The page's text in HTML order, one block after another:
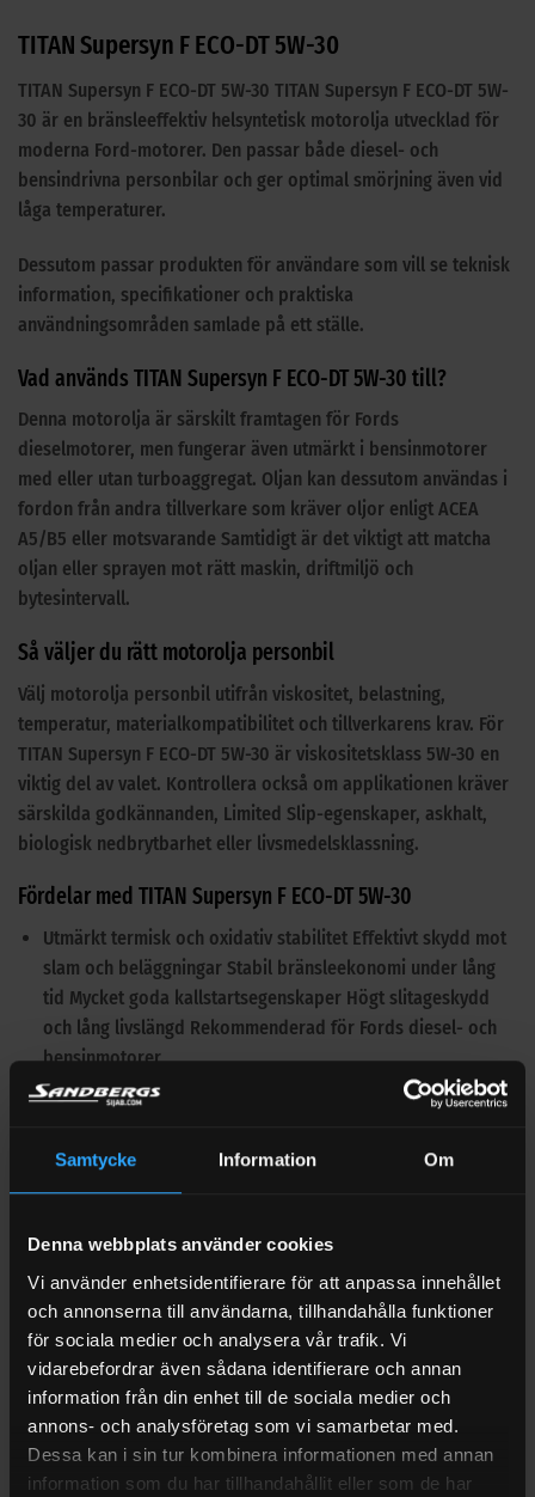
Samtycke Information Om
Denna webbplats använder cookies
Vi använder enhetsidentifierare för att anpassa innehållet
och annonserna till användarna, tillhandahålla funktioner
för sociala medier och analysera vår trafik. Vi
vidarebefordrar även sådana identifierare och annan
information från din enhet till de sociala medier och
annons- och analysföretag som vi samarbetar med.
Dessa kan i sin tur kombinera informationen med annan
information som du har tillhandahållit eller som de har
TITAN Supersyn F ECO-DT 5W-30
TITAN Supersyn F ECO-DT 5W-30 TITAN Supersyn F ECO-DT 5W-
30 är en bränsleeffektiv helsyntetisk motorolja utvecklad för
moderna Ford-motorer. Den passar både diesel- och
bensindrivna personbilar och ger optimal smörjning även vid
låga temperaturer.
Dessutom passar produkten för användare som vill se teknisk
information, specifikationer och praktiska
användningsområden samlade på ett ställe.
Vad används TITAN Supersyn F ECO-DT 5W-30 till?
Denna motorolja är särskilt framtagen för Fords
dieselmotorer, men fungerar även utmärkt i bensinmotorer
med eller utan turboaggregat. Oljan kan dessutom användas i
fordon från andra tillverkare som kräver oljor enligt ACEA
A5/B5 eller motsvarande Samtidigt är det viktigt att matcha
oljan eller sprayen mot rätt maskin, driftmiljö och
bytesintervall.
Så väljer du rätt motorolja personbil
Välj motorolja personbil utifrån viskositet, belastning,
temperatur, materialkompatibilitet och tillverkarens krav. För
TITAN Supersyn F ECO-DT 5W-30 är viskositetsklass 5W-30 en
viktig del av valet. Kontrollera också om applikationen kräver
särskilda godkännanden, Limited Slip-egenskaper, askhalt,
biologisk nedbrytbarhet eller livsmedelsklassning.
Fördelar med TITAN Supersyn F ECO-DT 5W-30
Utmärkt termisk och oxidativ stabilitet Effektivt skydd mot
slam och beläggningar Stabil bränsleekonomi under lång
tid Mycket goda kallstartsegenskaper Högt slitageskydd
och lång livslängd Rekommenderad för Fords diesel- och
bensinmotorer
Teknisk information
Specifikationer:
För bästa resultat bör alltid ett fullständigt
Motorer med direkt eller indirekt insprutning Personbilar
som kräver olja enligt ACEA A5/B5 eller FORD WSS-M2C913-
C/D JAGUAR LAND ROVER STJLR.03.5003-godkända motorer
Andra tillverkare som Renault, Iveco och Chrysler med
motsvarande
Godkännanden:JAGUAR LAND ROVER STJLR.03.5003 Fuchs
rekommenderar ACEA A1/B1 API CF CHRYSLER MS 6395
FORD WSS-M2C913-A FORD WSS-M2C913-B IVECO 18-1811